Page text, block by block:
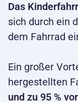
Das
sich durch ein
dem Fahrrad
Ein großer
hergestellten
und zu 95 %